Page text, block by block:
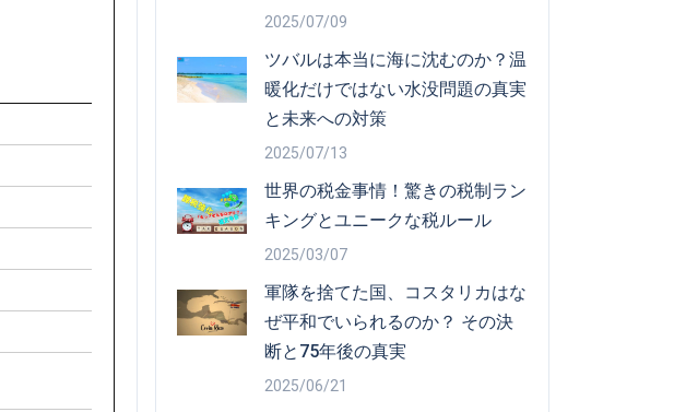
2025/07/09
ツバルは本当に海に沈むのか？温
暖化だけではない水没問題の真実
と未来への対策
2025/07/13
世界の税金事情！驚きの税制ラン
キングとユニークな税ルール
2025/03/07
軍隊を捨てた国、コスタリカはな
ぜ平和でいられるのか？ その決
断と75年後の真実
2025/06/21